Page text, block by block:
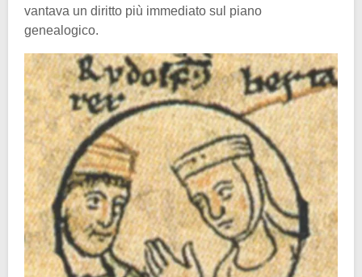
vantava un diritto più immediato sul piano
genealogico.